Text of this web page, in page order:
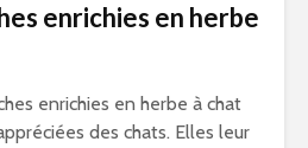
enrichies en herbe
enrichies en herbe à chat
des chats. Elles leur